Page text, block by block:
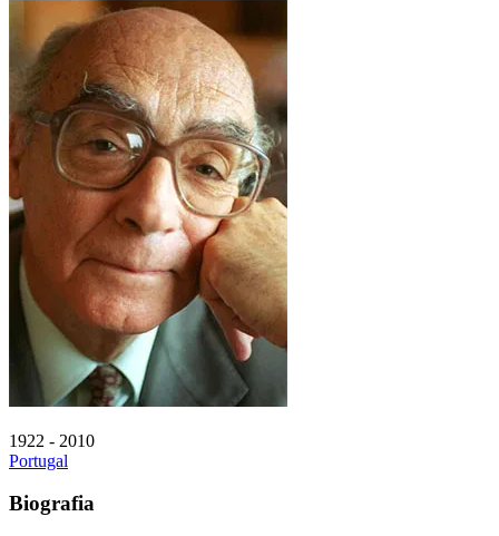
1922 - 2010
Portugal
Biografia